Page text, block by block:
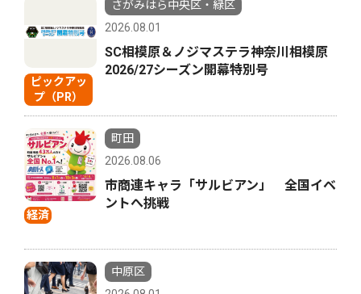
ピックアッ
プ（PR）
さがみはら中央区・緑区
2026.08.01
SC相模原＆ノジマステラ神奈川相模原
2026/27シーズン開幕特別号
経済
町田
2026.08.06
市商連キャラ「サルビアン」 全国イベ
ントへ挑戦
中原区